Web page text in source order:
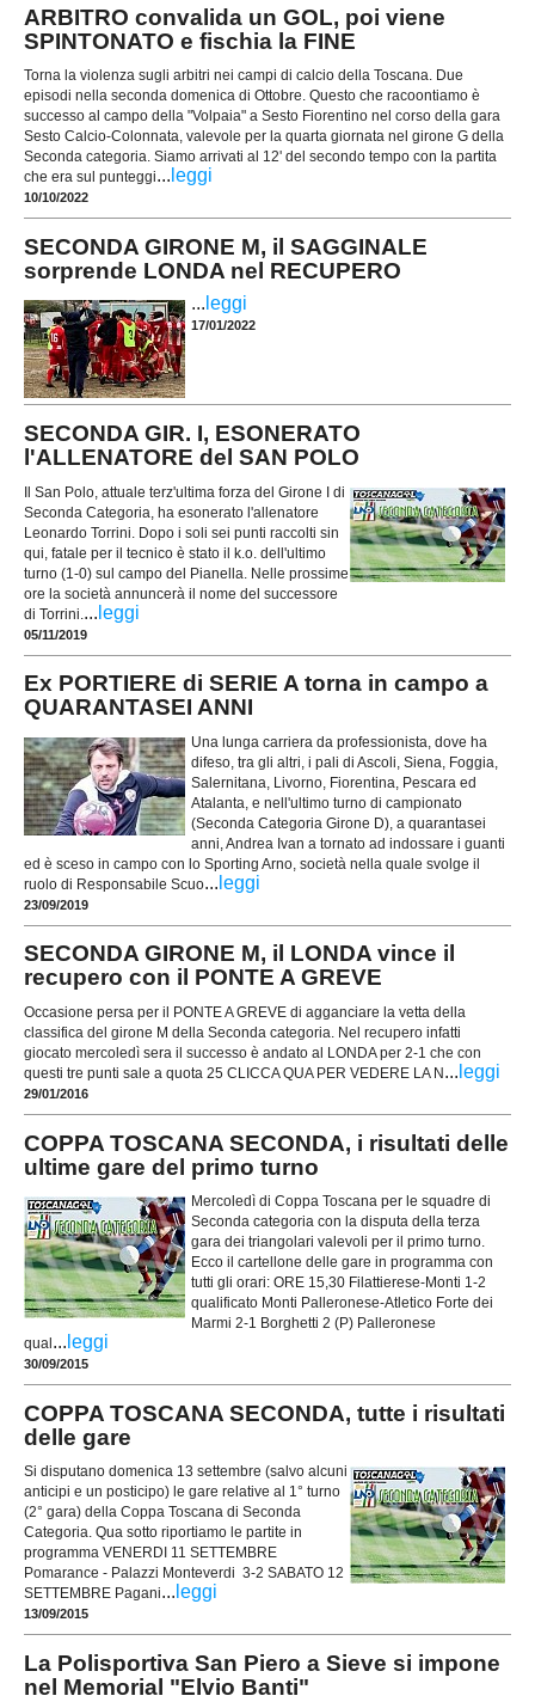
ARBITRO convalida un GOL, poi viene
SPINTONATO e fischia la FINE
Torna la violenza sugli arbitri nei campi di calcio della Toscana. Due
episodi nella seconda domenica di Ottobre. Questo che racoontiamo è
successo al campo della "Volpaia" a Sesto Fiorentino nel corso della gara
Sesto Calcio-Colonnata, valevole per la quarta giornata nel girone G della
Seconda categoria. Siamo arrivati al 12' del secondo tempo con la partita
che era sul punteggi... leggi
10/10/2022
SECONDA GIRONE M, il SAGGINALE
sorprende LONDA nel RECUPERO
... leggi
17/01/2022
SECONDA GIR. I, ESONERATO
l'ALLENATORE del SAN POLO
Il San Polo, attuale terz'ultima forza del Girone I di
Seconda Categoria, ha esonerato l'allenatore
Leonardo Torrini. Dopo i soli sei punti raccolti sin
qui, fatale per il tecnico è stato il k.o. dell'ultimo
turno (1-0) sul campo del Pianella. Nelle prossime
ore la società annuncerà il nome del successore
di Torrini. ... leggi
05/11/2019
Ex PORTIERE di SERIE A torna in campo a
QUARANTASEI ANNI
Una lunga carriera da professionista, dove ha
difeso, tra gli altri, i pali di Ascoli, Siena, Foggia,
Salernitana, Livorno, Fiorentina, Pescara ed
Atalanta, e nell'ultimo turno di campionato
(Seconda Categoria Girone D), a quarantasei
anni, Andrea Ivan a tornato ad indossare i guanti
ed è sceso in campo con lo Sporting Arno, società nella quale svolge il
ruolo di Responsabile Scuo... leggi
23/09/2019
SECONDA GIRONE M, il LONDA vince il
recupero con il PONTE A GREVE
Occasione persa per il PONTE A GREVE di agganciare la vetta della
classifica del girone M della Seconda categoria. Nel recupero infatti
giocato mercoledì sera il successo è andato al LONDA per 2-1 che con
questi tre punti sale a quota 25 CLICCA QUA PER VEDERE LA N... leggi
29/01/2016
COPPA TOSCANA SECONDA, i risultati delle
ultime gare del primo turno
Mercoledì di Coppa Toscana per le squadre di
Seconda categoria con la disputa della terza
gara dei triangolari valevoli per il primo turno.
Ecco il cartellone delle gare in programma con
tutti gli orari: ORE 15,30 Filattierese-Monti 1-2
qualificato Monti Palleronese-Atletico Forte dei
Marmi 2-1 Borghetti 2 (P) Palleronese
qual ... leggi
30/09/2015
COPPA TOSCANA SECONDA, tutte i risultati
delle gare
Si disputano domenica 13 settembre (salvo alcuni
anticipi e un posticipo) le gare relative al 1° turno
(2° gara) della Coppa Toscana di Seconda
Categoria. Qua sotto riportiamo le partite in
programma VENERDI 11 SETTEMBRE
Pomarance - Palazzi Monteverdi 3-2 SABATO 12
SETTEMBRE Pagani... leggi
13/09/2015
La Polisportiva San Piero a Sieve si impone
nel Memorial "Elvio Banti"